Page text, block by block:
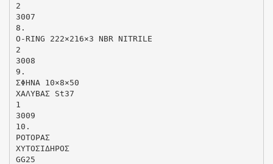
2
3007
8.
O-RING 222×216×3 NBR NITRILE
2
3008
9.
ΣΦΗΝΑ 10×8×50
ΧΑΛΥΒΑΣ St37
1
3009
10.
ΡΟΤΟΡΑΣ
ΧΥΤΟΣΙΔΗΡΟΣ
GG25